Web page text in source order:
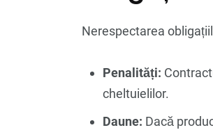
Nerespectarea
Penalități:
cheltuielilor.
Daune: Dacă